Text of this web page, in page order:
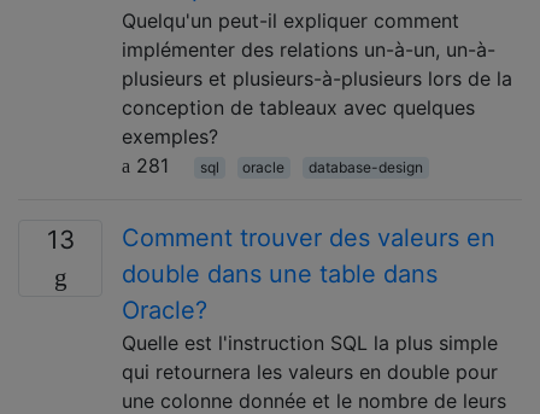
Quelqu'un peut-il expliquer comment
implémenter des relations un-à-un, un-à-
plusieurs et plusieurs-à-plusieurs lors de la
conception de tableaux avec quelques
exemples?
281
sql oracle database-design
13
Comment trouver des valeurs en
double dans une table dans
Oracle?
Quelle est l'instruction SQL la plus simple
qui retournera les valeurs en double pour
une colonne donnée et le nombre de leurs